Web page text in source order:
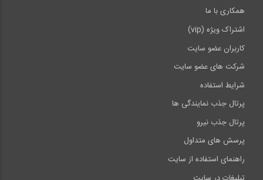
همکاری با ما
اشتراک ویژه (vip)
کاربران عضو سایت
شرکت های عضو سایت
شرایط استفاده
پرتال جذب نمایندگی ها
پرتال جذب نیرو
پرسش های متداول
راهنمای استفاده از سایت